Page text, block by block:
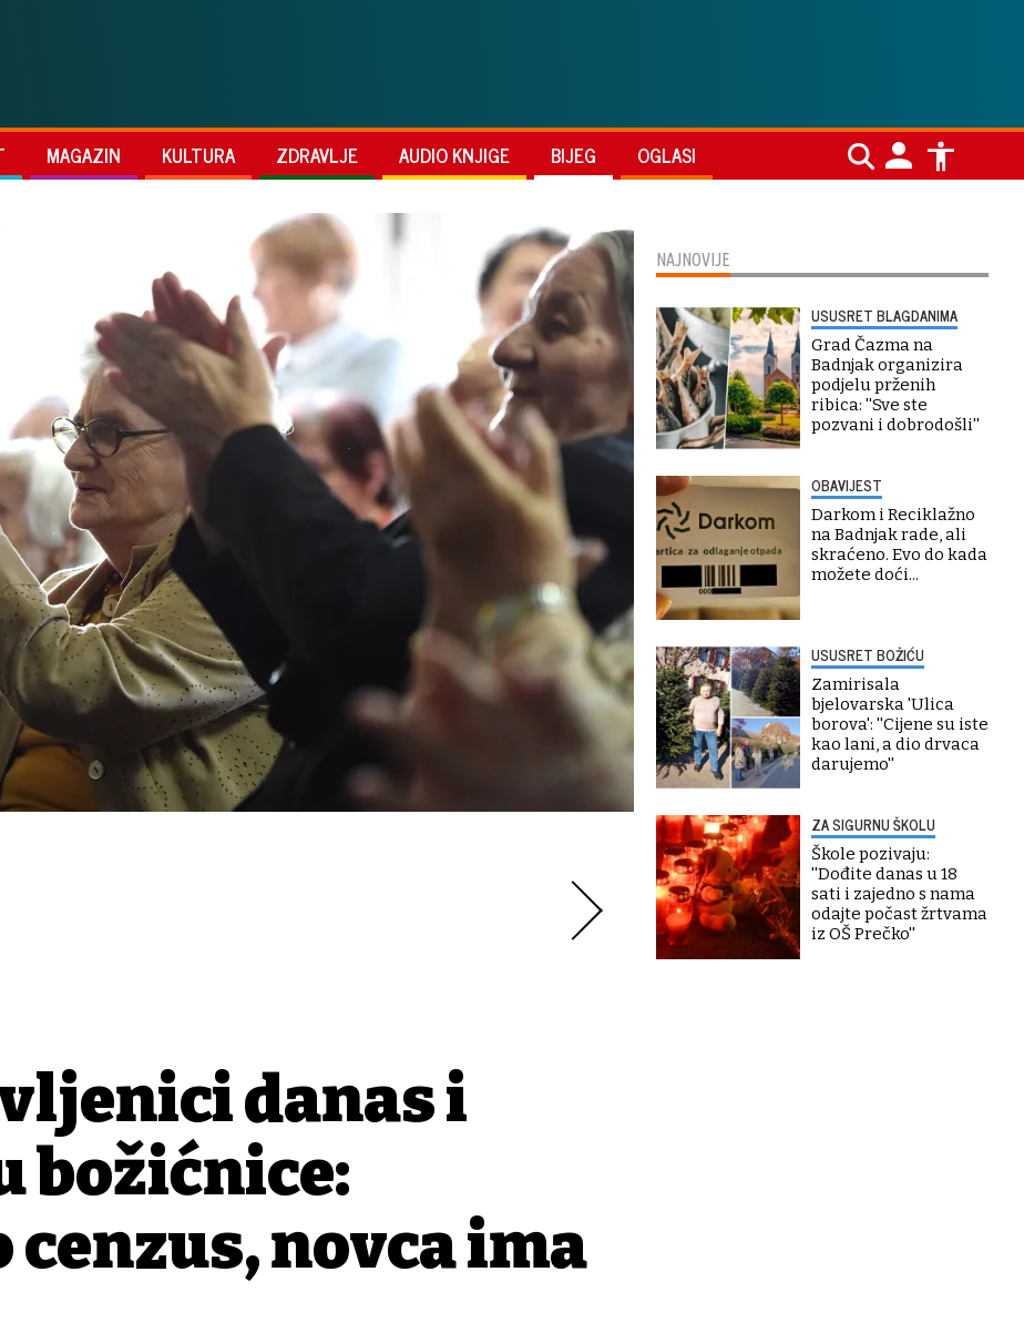
MAGAZIN KULTURA ZDRAVLJE AUDIO KNJIGE BIJEG OGLASI
danas i
božićnice:
novca ima
NAJNOVIJE
USUSRET BLAGDANIMA
Grad Čazma na
Badnjak organizira
podjelu prženih
ribica: ''Sve ste
pozvani i dobrodošli''
OBAVIJEST
Darkom i Reciklažno
na Badnjak rade, ali
skraćeno. Evo do kada
možete doći...
USUSRET BOŽIĆU
Zamirisala
bjelovarska 'Ulica
borova': ''Cijene su iste
kao lani, a dio drvaca
darujemo''
ZA SIGURNU ŠKOLU
Škole pozivaju:
''Dođite danas u 18
sati i zajedno s nama
odajte počast žrtvama
iz OŠ Prečko''